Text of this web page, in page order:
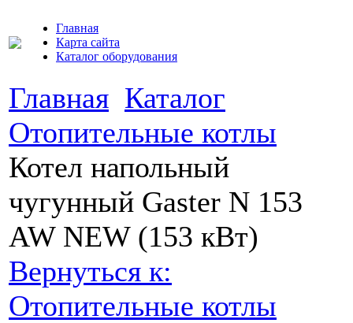
Главная
Карта сайта
Каталог оборудования
Главная Каталог
Отопительные котлы
Котел напольный
чугунный Gaster N 153
AW NEW (153 кВт)
Вернуться к:
Отопительные котлы